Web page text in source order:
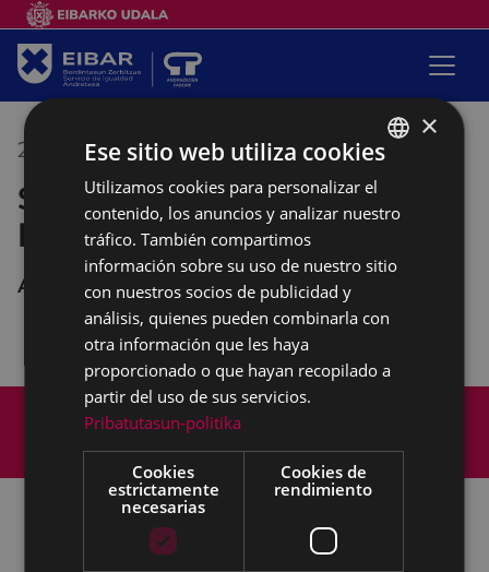
25/05/2022 17:00 -20:00
Soltando juntas los nudos de
la vida: taller de macramé
Andretxea
Mapa del Sitio
Aviso legal
Política de cookies
Accesibilidad
Todas las redes sociales del Ayuntamiento
BASQUE
SPANISH
×
Ese sitio web utiliza cookies
Utilizamos cookies para personalizar el
contenido, los anuncios y analizar nuestro
tráfico. También compartimos
información sobre su uso de nuestro sitio
con nuestros socios de publicidad y
análisis, quienes pueden combinarla con
otra información que les haya
proporcionado o que hayan recopilado a
partir del uso de sus servicios.
Pribatutasun-politika
Cookies
estrictamente
necesarias
Cookies de
rendimiento